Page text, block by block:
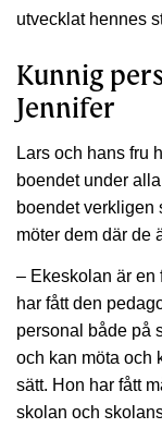
utvecklat hennes
Kunnig
Jennifer
Lars och hans fru
boendet under
boendet verkligen
möter dem där de
– Ekeskolan är en
har fått den
personal både på
och kan möta och
sätt. Hon har fått
skolan och